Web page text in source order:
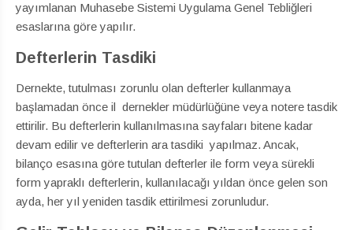
yayımlanan Muhasebe Sistemi Uygulama Genel Tebliğleri
esaslarına göre yapılır.
Defterlerin Tasdiki
Dernekte, tutulması zorunlu olan defterler kullanmaya
başlamadan önce il dernekler müdürlüğüne veya notere tasdik
ettirilir. Bu defterlerin kullanılmasına sayfaları bitene kadar
devam edilir ve defterlerin ara tasdiki yapılmaz. Ancak,
bilanço esasına göre tutulan defterler ile form veya sürekli
form yapraklı defterlerin, kullanılacağı yıldan önce gelen son
ayda, her yıl yeniden tasdik ettirilmesi zorunludur.